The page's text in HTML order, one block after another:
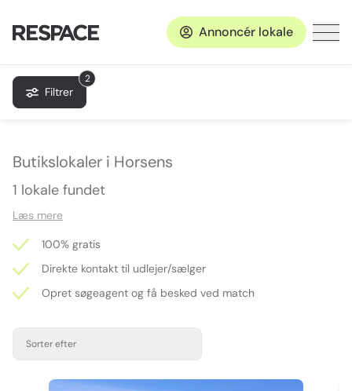
Annoncér lokale
2
Filtrer
Butikslokaler i Horsens
1 lokale fundet
Læs mere
100% gratis
Direkte kontakt til udlejer/sælger
Opret søgeagent og få besked ved match
Sorter efter